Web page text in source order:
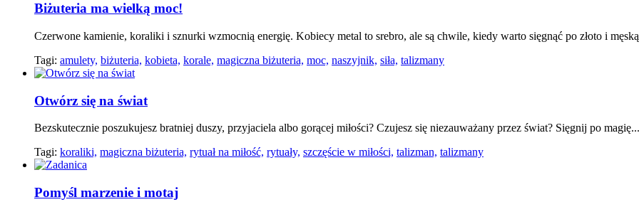
Biżuteria ma wielką moc!
Czerwone kamienie, koraliki i sznurki wzmocnią energię. Kobiecy metal to srebro, ale są chwile, kiedy warto sięgnąć po złoto i
Tagi: amulety, biżuteria, kobieta, korale, magiczna biżuteria, moc, naszyjnik, siła, talizmany
Otwórz się na świat
Bezskutecznie poszukujesz bratniej duszy, przyjaciela albo gorącej miłości? Czujesz się niezauważany przez świat? Sięgnij po magię...
Tagi: koraliki, magiczna biżuteria, rytuał na miłość, rytuały, szczęście w miłości, talizman, talizmany
Pomyśl marzenie i motaj